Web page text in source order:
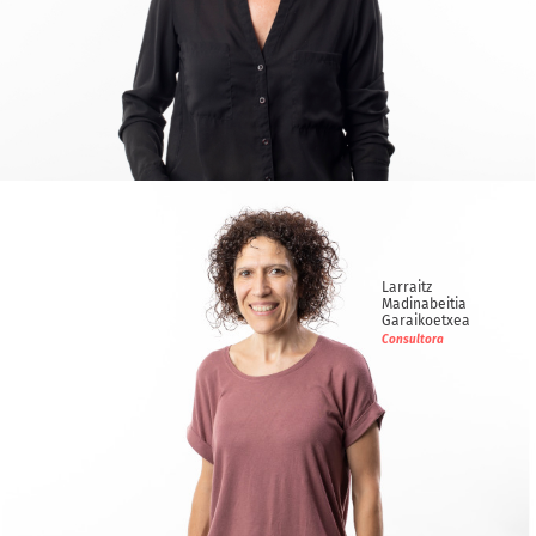
Larraitz
Madinabeitia
Garaikoetxea
Consultora